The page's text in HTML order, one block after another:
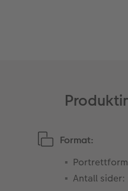
Format:
Antall